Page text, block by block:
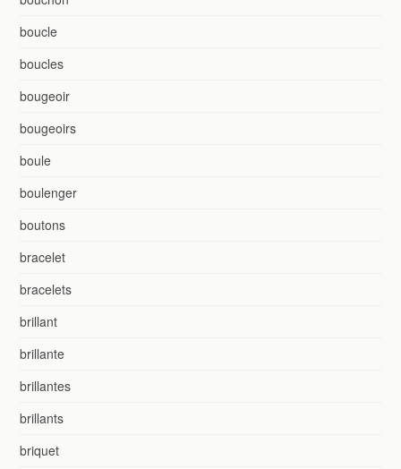
boucle
boucles
bougeoir
bougeoirs
boule
boulenger
boutons
bracelet
bracelets
brillant
brillante
brillantes
brillants
briquet